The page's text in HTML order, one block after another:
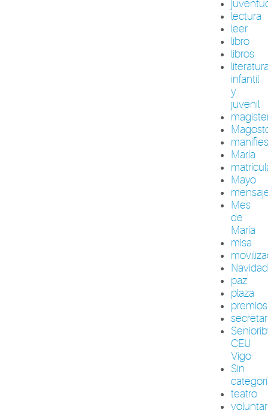
lectura
leer
libro
libros
infantil
y
juvenil
María
Mayo
Mes
de
María
misa
Navidad
paz
plaza
premios
CEU
Vigo
Sin
teatro